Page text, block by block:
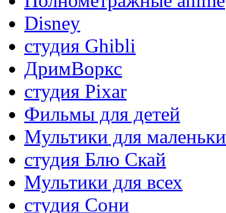
Disney
студия Ghibli
ДримВоркс
студия Pixar
Фильмы для детей
Мультики для
студия Блю Скай
Мультики для всех
студия Сони